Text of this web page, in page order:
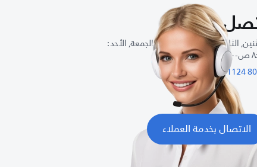
بنا
الثلاثاء, الأربعاء, الخميس, الجمعة, الأحد :
م
الاتصال بخدمة العملاء